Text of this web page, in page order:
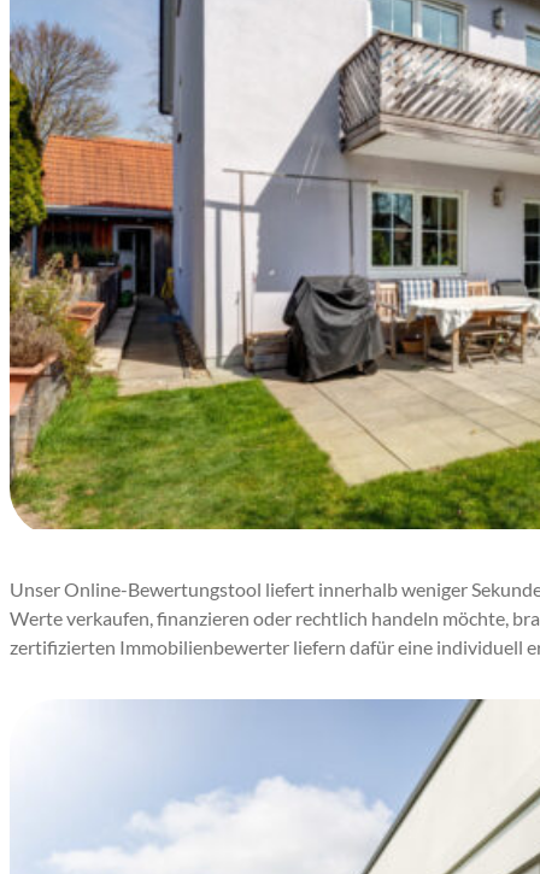
Unser Online-Bewertungstool liefert innerhalb weniger
Werte verkaufen, finanzieren oder rechtlich handeln möchte,
zertifizierten Immobilienbewerter liefern dafür eine individuell